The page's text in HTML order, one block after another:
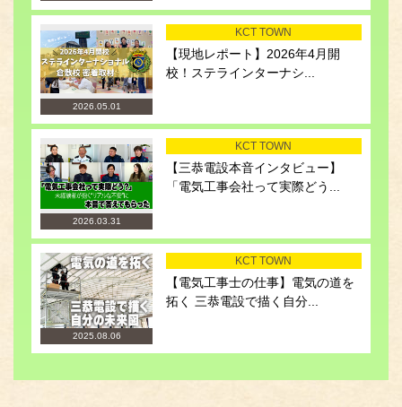
2026.05.01
KCT TOWN
【現地レポート】2026年4月開
校！ステラインターナシ...
2026.03.31
KCT TOWN
【三恭電設本音インタビュー】
「電気工事会社って実際どう...
2025.08.06
KCT TOWN
【電気工事士の仕事】電気の道を
拓く 三恭電設で描く自分...